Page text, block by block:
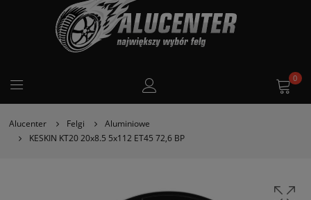
0
Alucenter Felgi
Aluminiowe
KESKIN KT20 20x8.5 5x112 ET45 72,6 BP